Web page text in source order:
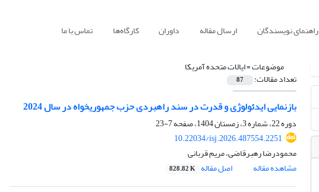
راهنمای نویسندگان ارسال مقاله داوران کارگاه‌ها تماس با ما
موضوعات =ایالات متحده آمریکا
تعداد مقالات: 87
بازنمایی ایدئولوژی و قدرت در سند راهبردی حزب جمهوریخواه در سال 2024
دوره 22، شماره 3، زمستان 1404، صفحه
7-23
10.22034/isj.2026.487554.2251
محمودرضا رهبرقاضی، مریم قربانی
مشاهده مقاله
اصل مقاله 828.82 K